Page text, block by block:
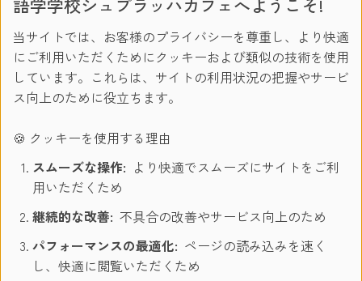
「くまのパディントン」がどこで拾われたのか、またシェイ
気になりませんか？このグループに集まる人たちは、イギリ
ス文化、文学への知識をもっと深めよう！という情熱的な人
たちです。ディスカバリーウォーク、美術館、アートギャラ
リー、オペラ、舞台、文化理解を深める日帰り旅行から気軽
に参加できるカフェでのコーヒーミーティングまで、様々は
イベントが毎月企画されています。
当サイトでは、お客様のプライバシーを尊重し、より快適
にご利用いただくためにクッキーおよび類似の技術を使用
しています。これらは、サイトの利用状況の把握やサービ
ス向上のために役立ちます。
🍪 クッキーを使用する理由
スムーズな操作: より快適でスムーズにサイトをご利
用いただくため
継続的な改善: 不具合の改善やサービス向上のため
パフォーマンスの最適化: ページの読み込みを速く
し、快適に閲覧いただくため